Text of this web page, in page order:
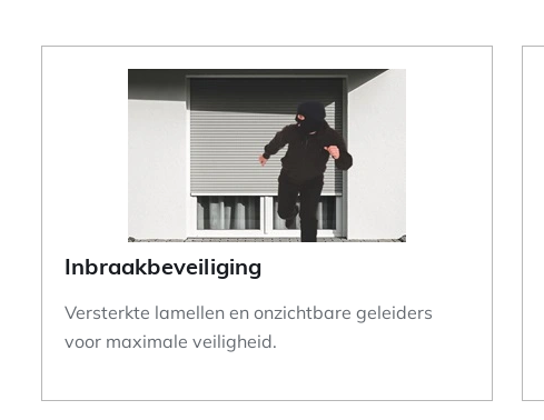
Inbraakbeveiliging
Versterkte lamellen en onzichtbare geleiders
voor maximale veiligheid.